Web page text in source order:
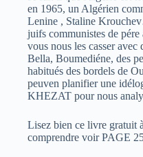
en 1965, un Algérien
Lenine , Staline
juifs communistes de
vous nous les casser avec
Bella, Boumediéne, des
habitués des bordels de
peuven planifier une
KHEZAT pour nous
Lisez bien ce livre gratuit
comprendre voir PAGE